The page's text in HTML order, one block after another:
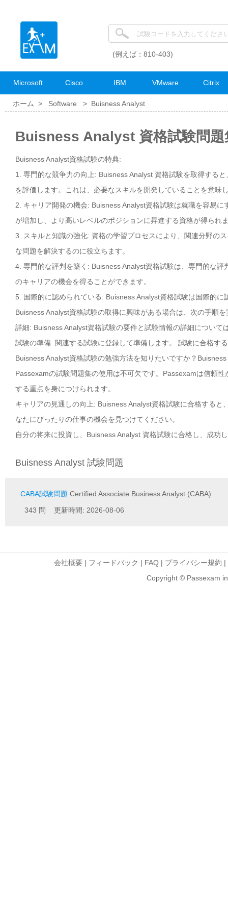
(例えば：810-403)
Microsoft Cisco IBM VMware Citrix
ホーム > Software > Buisness Analyst
Buisness Analyst 資格試験問題
Buisness Analyst資格試験の特典:
1. 専門的な競争力の向上: Buisness Analyst 資格試験を取得する
を評価します。これは、必要なスキルを開発していることを意味
2. キャリア開発の機会: Buisness Analyst資格試験は就職を容易
が増加し、より高いレベルのポジションに昇進する資格が得られ
3. スキルと知識の強化: 資格の学習プロセスにより、関連分野の
な問題を解決するのに役立ちます。
4. 専門的な評判を築く: Buisness Analyst資格試験は、専門的な
のキャリアの機会を得ることができます。
5. 国際的に認められている: Buisness Analyst資格試験は国際的
Buisness Analyst資格試験の取得に興味がある場合は、次の手順
詳細: Buisness Analyst資格試験の要件と試験情報の詳細について
試験の準備: 関連する試験に登録して準備します。 試験に合格す
Buisness Analyst資格試験の勉強方法を知りたいですか？
Passexamの試験問題集の使用は不可欠です。Passexamは信頼
する重点を身につけられます。
キャリアの見通しの向上: Buisness Analyst資格試験に合格する
なたにぴったりの仕事の機会を見つけてください。
自分の将来に投資し、Buisness Analyst 資格試験に合格し、成功
Buisness Analyst 試験問題
CABA試験問題 Certified Associate Business Analyst (CABA)
343 問 更新時間: 2026-08-06
会社概要 | フィードバック | FAQ | プライバシー規約 |
Copyright © Passexam